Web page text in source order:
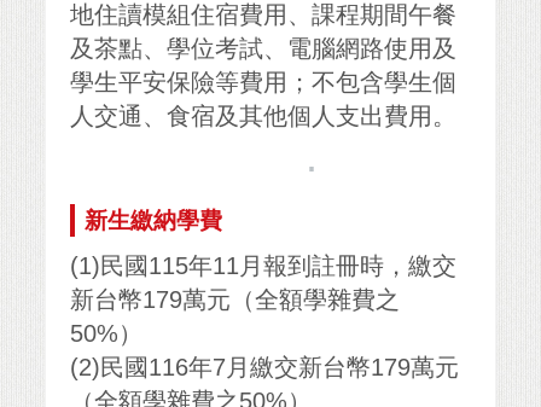
地住讀模組住宿費用、課程期間午餐
及茶點、學位考試、電腦網路使用及
學生平安保險等費用；不包含學生個
人交通、食宿及其他個人支出費用。
.
新生繳納學費
(1)民國115年11月報到註冊時，繳交
新台幣179萬元（全額學雜費之
50%）
(2)民國116年7月繳交新台幣179萬元
（全額學雜費之50%）